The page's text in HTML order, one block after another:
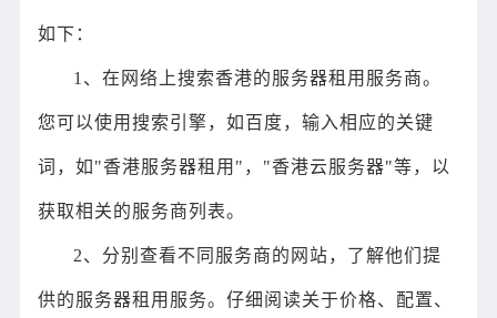
如下：
1、在网络上搜索香港的服务器租用服务商。
您可以使用搜索引擎，如百度，输入相应的关键
词，如"香港服务器租用"，"香港云服务器"等，以
获取相关的服务商列表。
2、分别查看不同服务商的网站，了解他们提
供的服务器租用服务。仔细阅读关于价格、配置、